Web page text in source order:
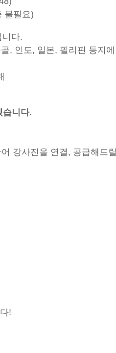
불필요)
니다.
, 인도, 일본, 필리핀 등지에
습니다.
강사진을 연결, 공급해드릴
!